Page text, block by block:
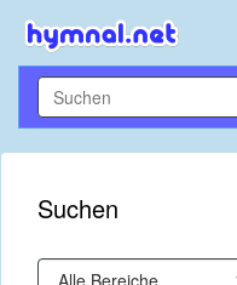
Suchen